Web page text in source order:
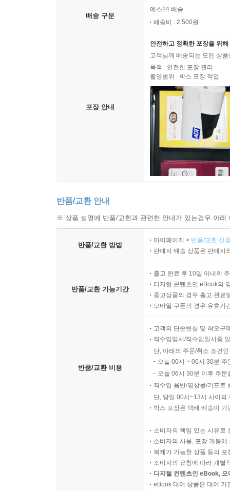
배송 구분
예스24 배송
배송비 : 2,500원
포장 안내
안전하고 정확한 포장을 위
고객님께 배송되는 모든 상
목적 : 안전한 포장 관리
촬영범위 : 박스 포장 작업
반품/교환 안내
※ 상품 설명에 반품/교환과 관련한 안내가 있는경우 아
반품/교환 방법
마이페이지 > 반품/교환 신
판매자 배송 상품은 판매자
반품/교환 가능기간
출고 완료 후 10일 이내의
디지털 콘텐츠인 eBook의
중고상품의 경우 출고 완료
모바일 쿠폰의 경우 유효기
반품/교환 비용
고객의 단순변심 및 착오구
직수입양서/직수입일서중
단, 아래의 주문/취소 조건
오늘 00시 ~ 06시 30분
오늘 06시 30분 이후 주
직수입 음반/영상물/기프트
단, 당일 00시~13시 사이의
박스 포장은 택배 배송이
소비자의 책임 있는 사유로
소비자의 사용, 포장 개봉
복제가 가능한 상품 등의
소비자의 요청에 따라 개별
디지털 컨텐츠인 eBook,
eBook 대여 상품은 대여 기